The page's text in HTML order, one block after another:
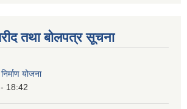
तथा बोलपत्र सूचना
योजना
18:42